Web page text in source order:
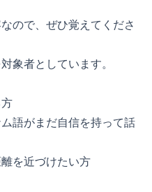
ので、ぜひ覚えてくださ
象者としています。
語がまだ自信を持って話
を近づけたい方